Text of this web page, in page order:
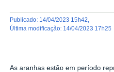
publicado: 14/04/2023 15h42
última modificação: 14/04/2023 17h25
As aranhas estão em período